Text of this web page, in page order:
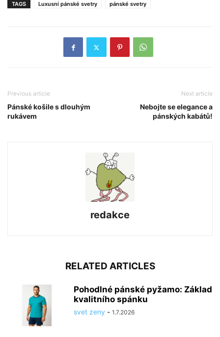
TAGS Luxusní pánské svetry pánské svetry
Previous article
Pánské košile s dlouhým
rukávem
Next article
Nebojte se elegance a
pánských kabátů!
redakce
RELATED ARTICLES
Pohodlné pánské pyžamo: Základ
kvalitního spánku
svet zeny - 1.7.2026